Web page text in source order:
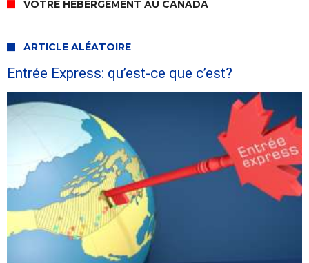
VOTRE HÉBERGEMENT AU CANADA
ARTICLE ALÉATOIRE
Entrée Express: qu’est-ce que c’est?